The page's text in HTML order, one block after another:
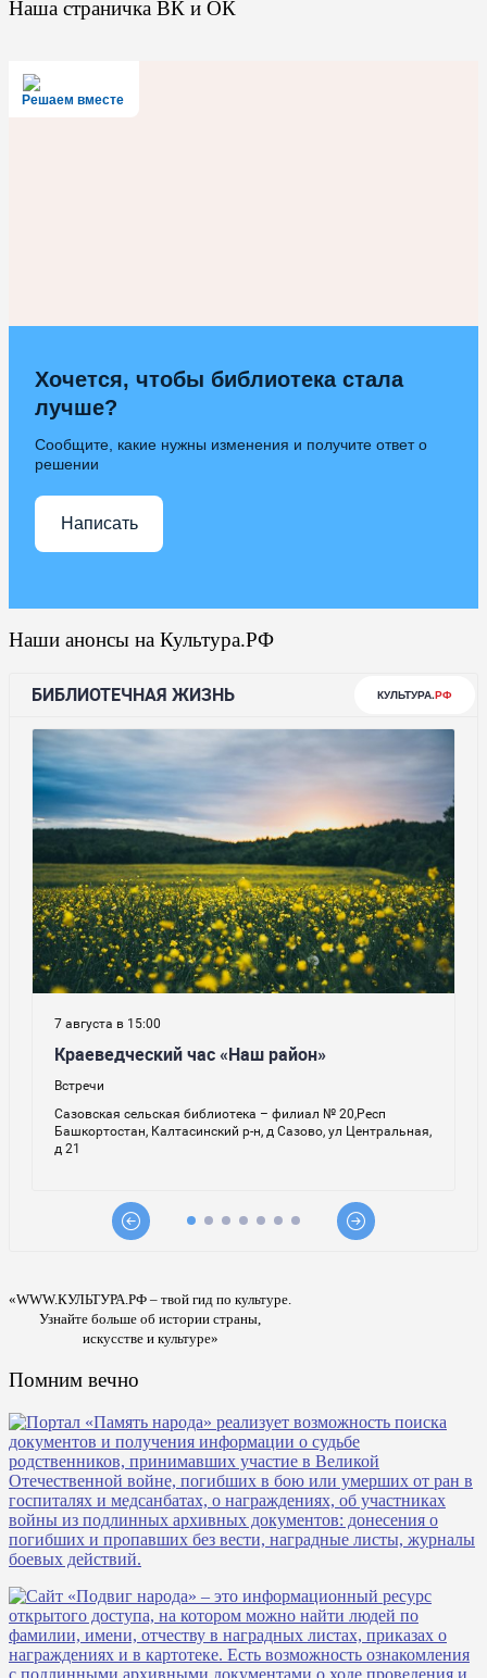
Наша страничка ВК и ОК
Решаем вместе
Хочется, чтобы библиотека стала
лучше?
Сообщите, какие нужны изменения и получите ответ о
решении
Написать
Наши анонсы на Культура.РФ
«WWW.КУЛЬТУРА.РФ – твой гид по культуре.
Узнайте больше об истории страны,
искусстве и культуре»
Помним вечно